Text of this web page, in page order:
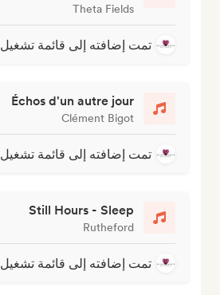
Theta Fields
تمت إضافته إلى قائمة تشغيل
Échos d'un autre jour
Clément Bigot
تمت إضافته إلى قائمة تشغيل
Still Hours - Sleep
Rutheford
تمت إضافته إلى قائمة تشغيل